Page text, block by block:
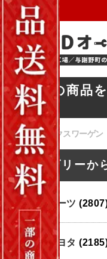
お探しの商品
ホーム/フォルクスワーゲン
カテゴリーか
パーツ
トヨタ